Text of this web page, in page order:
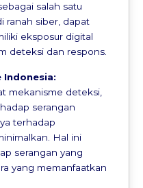
salah satu
ranah siber, dapat
eksposur digital
deteksi dan respons.
Indonesia:
mekanisme deteksi,
serangan
terhadap
Hal ini
serangan yang
yang memanfaatkan